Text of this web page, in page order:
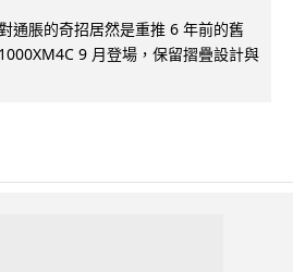
通脹的奇招居然是重推 6 年前的舊
9 月登場，保留摺疊設計與